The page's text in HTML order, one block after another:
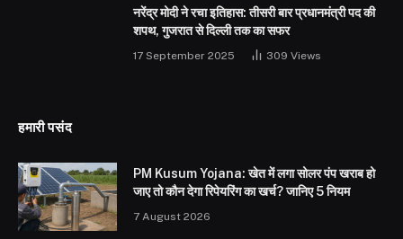
नरेंद्र मोदी ने रचा इतिहास: तीसरी बार प्रधानमंत्री पद की
शपथ, गुजरात से दिल्ली तक का सफर
17 September 2025 309 Views
हमारी पसंद
PM Kusum Yojana: खेत में लगा सोलर पंप खराब हो
जाए तो कौन देगा रिपेयरिंग का खर्च? जानिए 5 नियम
7 August 2026